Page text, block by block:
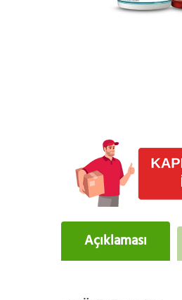
Açıklaması